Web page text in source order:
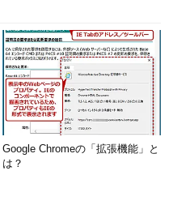
Google Chromeの「拡張機能」と
は？